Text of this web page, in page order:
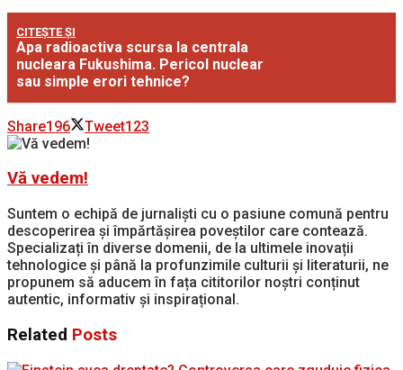
CITEȘTE ȘI
Apa radioactiva scursa la centrala
nucleara Fukushima. Pericol nuclear
sau simple erori tehnice?
Share196 Tweet123
Vă vedem!
Suntem o echipă de jurnaliști cu o pasiune comună pentru
descoperirea și împărtășirea poveștilor care contează.
Specializați în diverse domenii, de la ultimele inovații
tehnologice și până la profunzimile culturii și literaturii, ne
propunem să aducem în fața cititorilor noștri conținut
autentic, informativ și inspirațional.
Related Posts